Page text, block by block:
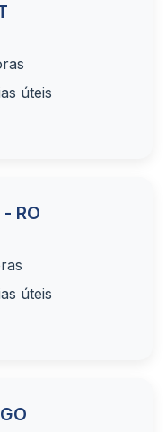
úteis
RO
úteis